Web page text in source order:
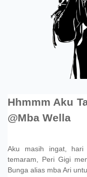
Hhmmm Aku
@Mba Wella
Aku masih ingat,
temaram, Peri Gigi
Bunga alias mba Ari